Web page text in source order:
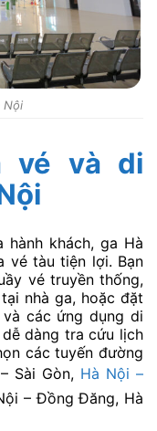
Nội
vé và di
khách, ga Hà
vé tàu tiện lợi. Bạn
vé truyền thống,
nhà ga, hoặc đặt
các ứng dụng di
dàng tra cứu lịch
các tuyến đường
Sài Gòn, Hà Nội –
– Đồng Đăng, Hà